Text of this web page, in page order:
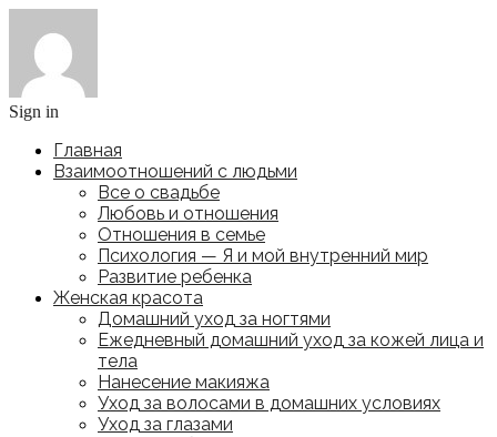
Sign in
Главная
Взаимоотношений с людьми
Все о свадьбе
Любовь и отношения
Отношения в семье
Психология — Я и мой внутренний мир
Развитие ребенка
Женская красота
Домашний уход за ногтями
Ежедневный домашний уход за кожей лица и
тела
Нанесение макияжа
Уход за волосами в домашних условиях
Уход за глазами